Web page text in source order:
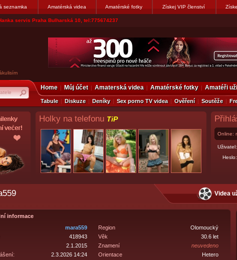
seznamka Amatérská videa Amatérské fotky Získej VIP členství
ktery nekdy přemýšlel o divákovi. Napiste
Home Můj účet Amaterská videa Amatérské fotky Amatéři
Tabule Diskuze Deníky Sex porno TV videa Ověření Soutěže
Holky na telefonu TiP
Online:
Uživatel:
Heslo:
Videa
informace
mara559
418943
2.1.2015
2.3.2026 14:24
Region
Olomoucký
Věk
30.6 let
Znamení
neuvedeno
Orientace
Hetero